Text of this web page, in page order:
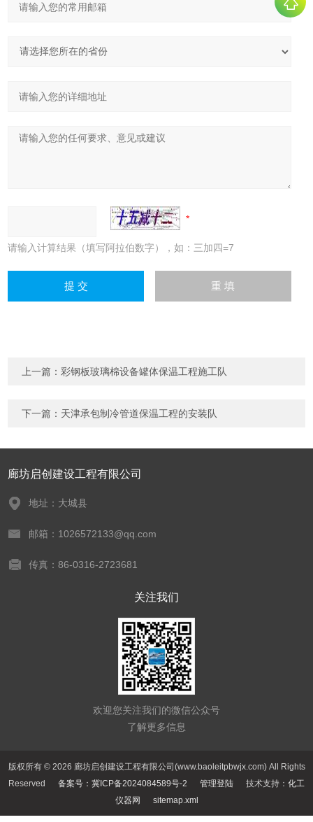
请输入计算结果（填写阿拉伯数字），如：三加四=7
上一篇：彩钢板玻璃棉设备罐体保温工程施工队
下一篇： 天津承包制冷管道保温工程的安装队
廊坊启创建设工程有限公司
地址：大城县
邮箱：1026572133@qq.com
传真：86-0316-2723681
关注我们
欢迎您关注我们的微信公众号
了解更多信息
版权所有 © 2026 廊坊启创建设工程有限公司(www.baoleitpbwjx.com) All Rights
Reserved 备案号：冀ICP备2024084589号-2 管理登陆 技术支持： 化工
仪器网
sitemap.xml